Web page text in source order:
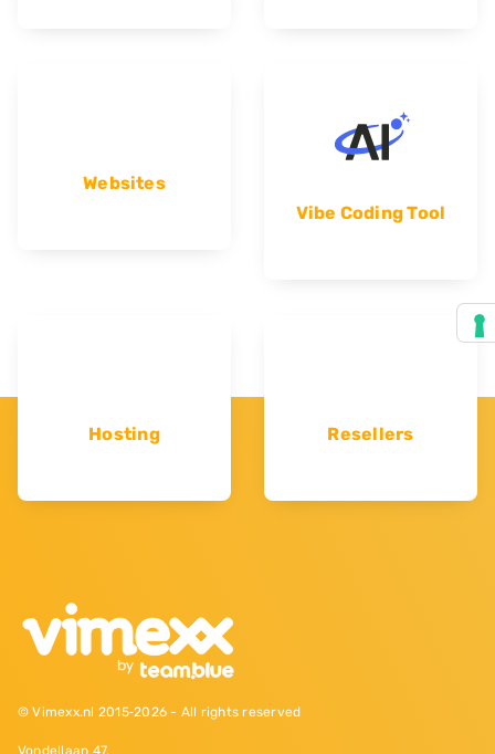
Websites
Vibe Coding Tool
Hosting Resellers
© Vimexx.nl 2015‐2026 - All rights reserved